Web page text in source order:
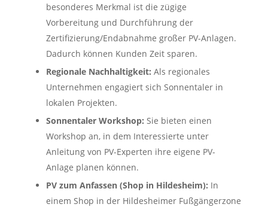
besonderes Merkmal ist die zügige
Vorbereitung und Durchführung der
Zertifizierung/Endabnahme großer PV-Anlagen.
Dadurch können Kunden Zeit sparen.
Regionale Nachhaltigkeit: Als regionales
Unternehmen engagiert sich Sonnentaler in
lokalen Projekten.
Sonnentaler Workshop: Sie bieten einen
Workshop an, in dem Interessierte unter
Anleitung von PV-Experten ihre eigene PV-
Anlage planen können.
PV zum Anfassen (Shop in Hildesheim): In
einem Shop in der Hildesheimer Fußgängerzone